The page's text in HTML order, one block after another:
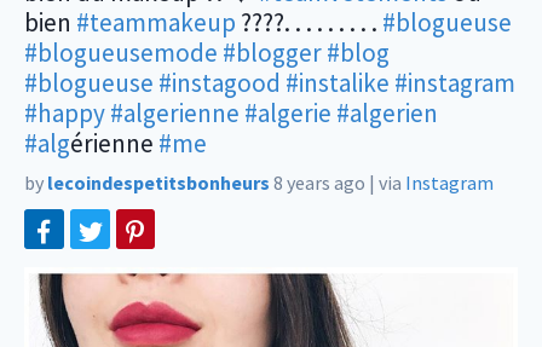
bien #teammakeup ????. . . . . . . . . #blogueuse
#blogueusemode #blogger#blog
#blogueuse #instagood #instalike #instagram
#happy#algerienne #algerie #algerien
#algérienne #me
by lecoindespetitsbonheurs 8 years ago | via Instagram